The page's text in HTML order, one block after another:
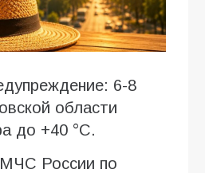
6-8
области
до +40 °C.
России по